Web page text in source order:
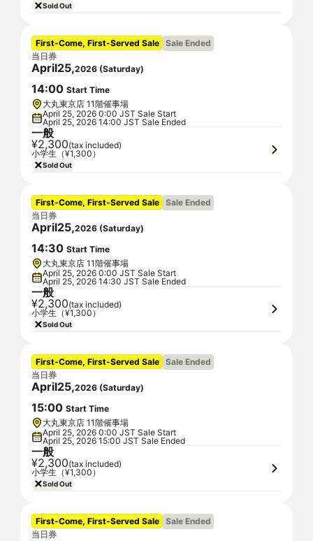
Sold Out
First-Come, First-Served Sale Sale Ended
当日券
April25,2026 (Saturday)
14:00 Start Time
大丸東京店 11階催事場
April 25, 2026 0:00 JST Sale Start
April 25, 2026 14:00 JST Sale Ended
一般
¥2,300(tax included)
小学生（¥1,300）
Sold Out
First-Come, First-Served Sale Sale Ended
当日券
April25,2026 (Saturday)
14:30 Start Time
大丸東京店 11階催事場
April 25, 2026 0:00 JST Sale Start
April 25, 2026 14:30 JST Sale Ended
一般
¥2,300(tax included)
小学生（¥1,300）
Sold Out
First-Come, First-Served Sale Sale Ended
当日券
April25,2026 (Saturday)
15:00 Start Time
大丸東京店 11階催事場
April 25, 2026 0:00 JST Sale Start
April 25, 2026 15:00 JST Sale Ended
一般
¥2,300(tax included)
小学生（¥1,300）
Sold Out
First-Come, First-Served Sale Sale Ended
当日券